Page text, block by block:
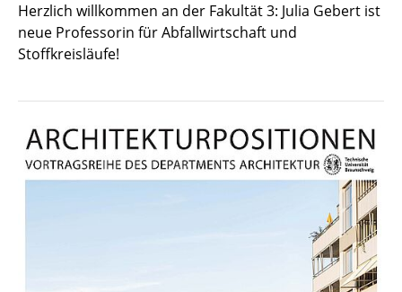
Herzlich willkommen an der Fakultät 3: Julia Gebert ist
neue Professorin für Abfallwirtschaft und
Stoffkreisläufe!